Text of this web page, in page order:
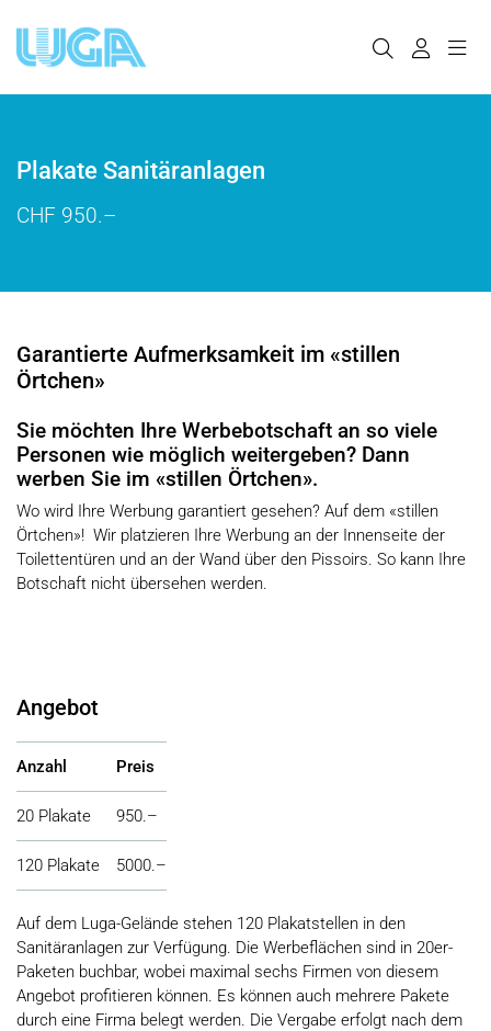
Plakate Sanitäranlagen
CHF 950.–
Garantierte Aufmerksamkeit im «stillen
Örtchen»
Sie möchten Ihre Werbebotschaft an so viele
Personen wie möglich weitergeben? Dann
werben Sie im «stillen Örtchen».
Wo wird Ihre Werbung garantiert gesehen? Auf dem «stillen
Örtchen»! Wir platzieren Ihre Werbung an der Innenseite der
Toilettentüren und an der Wand über den Pissoirs. So kann Ihre
Botschaft nicht übersehen werden.
Angebot
Anzahl Preis
20 Plakate 950.–
120 Plakate 5000.–
Auf dem Luga-Gelände stehen 120 Plakatstellen in den
Sanitäranlagen zur Verfügung. Die Werbeflächen sind in 20er-
Paketen buchbar, wobei maximal sechs Firmen von diesem
Angebot profitieren können. Es können auch mehrere Pakete
durch eine Firma belegt werden. Die Vergabe erfolgt nach dem